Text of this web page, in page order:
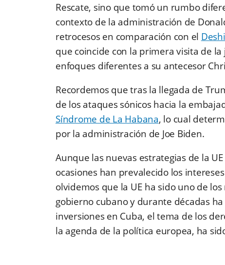
Rescate, sino que tomó un rumbo
contexto de la administración de
retrocesos en comparación con el
que coincide con la primera visita de
enfoques diferentes a su antecesor
Recordemos que tras la llegada de
de los ataques sónicos hacia la
Síndrome de La Habana, lo cual
por la administración de Joe Biden.
Aunque las nuevas estrategias de la
ocasiones han prevalecido los
olvidemos que la UE ha sido uno de
gobierno cubano y durante décadas
inversiones en Cuba, el tema de los
la agenda de la política europea, ha